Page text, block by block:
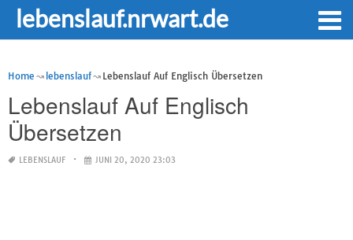
lebenslauf.nrwart.de
Home lebenslauf Lebenslauf Auf Englisch Übersetzen
Lebenslauf Auf Englisch
Übersetzen
LEBENSLAUF JUNI 20, 2020 23:03